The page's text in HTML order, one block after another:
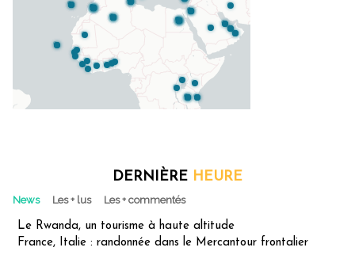
DERNIÈRE HEURE
News Les + lus Les + commentés
Le Rwanda, un tourisme à haute altitude
France, Italie : randonnée dans le Mercantour frontalier